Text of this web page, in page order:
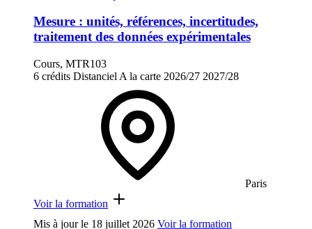
Mesure : unités, références, incertitudes,
traitement des données expérimentales
Cours, MTR103
6 crédits Distanciel A la carte 2026/27 2027/28
Paris
Voir la formation
Mis à jour le 18 juillet 2026 Voir la formation